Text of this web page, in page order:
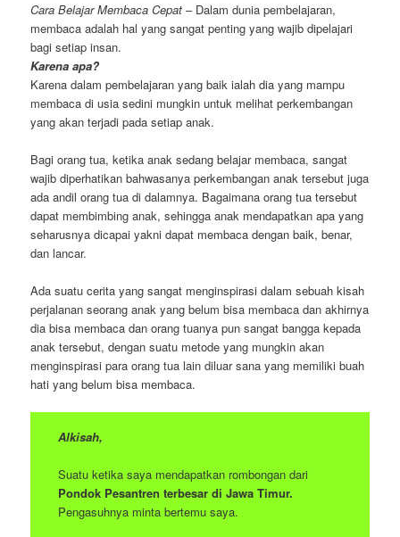
Cara Belajar Membaca Cepat – Dalam dunia pembelajaran,
membaca adalah hal yang sangat penting yang wajib dipelajari
bagi setiap insan.
Karena apa?
Karena dalam pembelajaran yang baik ialah dia yang mampu
membaca di usia sedini mungkin untuk melihat perkembangan
yang akan terjadi pada setiap anak.
Bagi orang tua, ketika anak sedang belajar membaca, sangat
wajib diperhatikan bahwasanya perkembangan anak tersebut juga
ada andil orang tua di dalamnya. Bagaimana orang tua tersebut
dapat membimbing anak, sehingga anak mendapatkan apa yang
seharusnya dicapai yakni dapat membaca dengan baik, benar,
dan lancar.
Ada suatu cerita yang sangat menginspirasi dalam sebuah kisah
perjalanan seorang anak yang belum bisa membaca dan akhirnya
dia bisa membaca dan orang tuanya pun sangat bangga kepada
anak tersebut, dengan suatu metode yang mungkin akan
menginspirasi para orang tua lain diluar sana yang memiliki buah
hati yang belum bisa membaca.
Alkisah,
Suatu ketika saya mendapatkan rombongan dari
Pondok Pesantren terbesar di Jawa Timur.
Pengasuhnya minta bertemu saya.